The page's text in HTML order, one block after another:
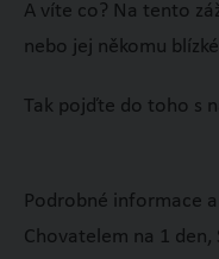
A víte co? Na tento
nebo jej někomu
Tak pojďte do toho s
Podrobné informace
Chovatelem na 1